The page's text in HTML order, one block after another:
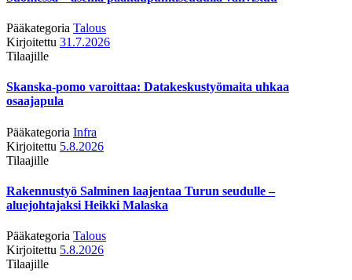
Pääkategoria Talous
Kirjoitettu 31.7.2026
Tilaajille
Skanska-pomo varoittaa: Datakeskustyömaita uhkaa
osaajapula
Pääkategoria Infra
Kirjoitettu 5.8.2026
Tilaajille
Rakennustyö Salminen laajentaa Turun seudulle –
aluejohtajaksi Heikki Malaska
Pääkategoria Talous
Kirjoitettu 5.8.2026
Tilaajille